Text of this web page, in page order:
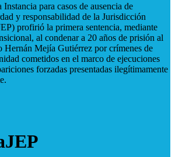
para casos de ausencia de
y responsabilidad de la Jurisdicción
profirió la primera sentencia, mediante
al condenar a 20 años de prisión al
Hernán Mejía Gutiérrez por crímenes de
cometidos en el marco de ejecuciones
forzadas presentadas ilegítimamente